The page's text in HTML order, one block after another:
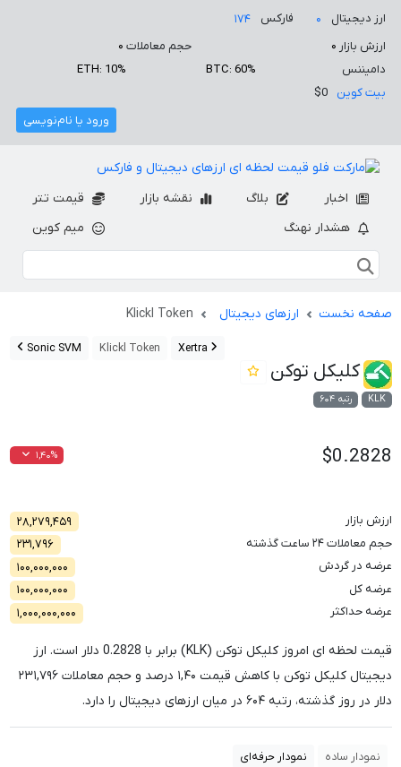
ارز دیجیتال ۰ فارکس
۱۷۴
ارزش بازار ۰ حجم معاملات ۰
دامیننس
BTC: 60%
ETH: 10%
بیت کوین
$0
ورود یا نام‌نویسی
اخبار بلاگ نقشه بازار
قیمت تتر
هشدار نهنگ
میم کوین
صفحه نخست ارزهای دیجیتال Klickl Token
Klickl Token
Sonic SVM
کلیکل توکن
KLK رتبه ۶۰۴
$0.2828 ۱,۴۰%
ارزش بازار
۲۸,۲۷۹,۴۵۹
حجم معاملات ۲۴ ساعت گذشته
۲۳۱,۷۹۶
عرضه در گردش
۱۰۰,۰۰۰,۰۰۰
عرضه کل
۱۰۰,۰۰۰,۰۰۰
عرضه حداکثر
۱,۰۰۰,۰۰۰,۰۰۰
قیمت لحظه ای امروز کلیکل توکن (KLK) برابر با 0.2828 دلار است. ارز
دیجیتال کلیکل توکن با کاهش قیمت ۱,۴۰ درصد و حجم معاملات۲۳۱,۷۹۶
دلار در روز گذشته، رتبه۶۰۴ در میان ارزهای دیجیتال را دارد.
نمودار ساده نمودار حرفه‌ای